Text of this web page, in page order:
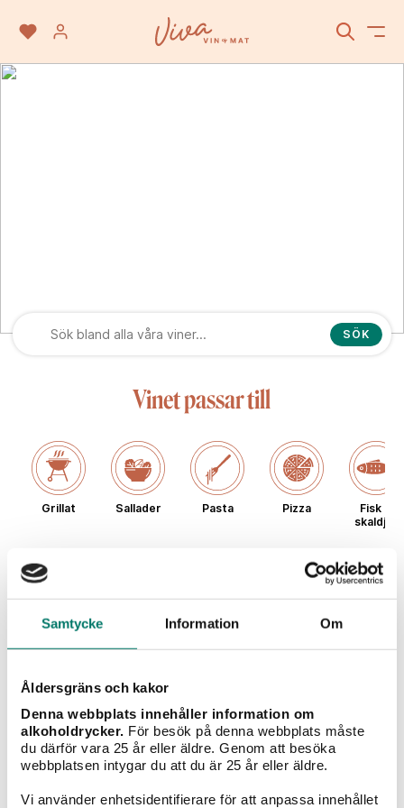
Samtycke Information Om
Åldersgräns och kakor
Denna webbplats innehåller information om
alkoholdrycker. För besök på denna webbplats måste
du därför vara 25 år eller äldre. Genom att besöka
webbplatsen intygar du att du är 25 år eller äldre.
Vi använder enhetsidentifierare för att anpassa innehållet
SÖK
Vinet passar till
Grillat Sallader Pasta Pizza
Fisk &
skaldjur
Weinkontor Westhofen